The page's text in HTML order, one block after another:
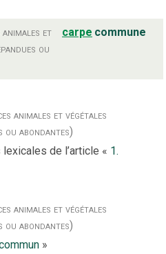
animales et
ou
carpe commune
animales et végétales
ou abondantes)
de l’article « 1.
animales et végétales
ou abondantes)
»